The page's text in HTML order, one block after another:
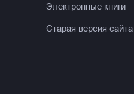
Электронные книги
Старая версия сайта